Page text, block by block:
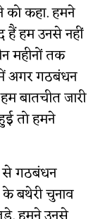
को कहा. हमने
हैं हम उनसे नहीं
महीनों तक
अगर गठबंधन
बातचीत जारी
तो हमने
से गठबंधन
बथेरी चुनाव